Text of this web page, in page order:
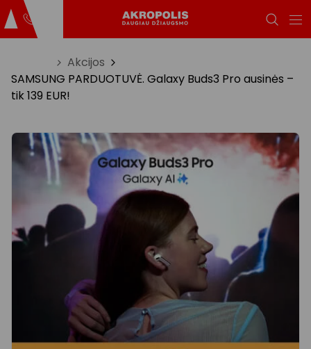
Akcijos
SAMSUNG PARDUOTUVĖ. Galaxy Buds3 Pro ausinės –
tik 139 EUR!